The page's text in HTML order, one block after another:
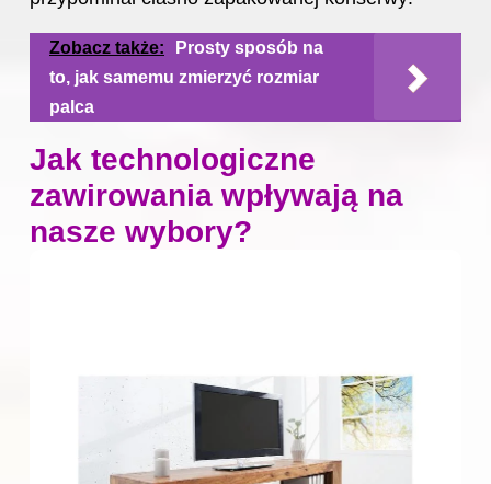
Zobacz także:
Prosty sposób na
to, jak samemu zmierzyć rozmiar
palca
Jak technologiczne
zawirowania wpływają na
nasze wybory?